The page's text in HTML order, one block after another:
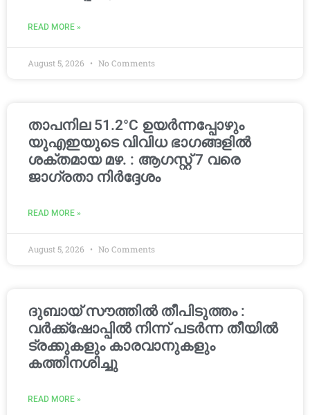
READ MORE »
August 5, 2026 No Comments
താപനില 51.2°C ഉയർന്നപ്പോഴും
യുഎഇയുടെ വിവിധ ഭാഗങ്ങളിൽ
ശക്തമായ മഴ. : ആഗസ്റ്റ് 7 വരെ
ജാഗ്രതാ നിർദ്ദേശം
READ MORE »
August 5, 2026 No Comments
ദുബായ് സൗത്തിൽ തീപിടുത്തം :
വർക്ക്‌ഷോപ്പിൽ നിന്ന് പടർന്ന തീയിൽ
ട്രക്കുകളും കാരവാനുകളും
കത്തിനശിച്ചു
READ MORE »